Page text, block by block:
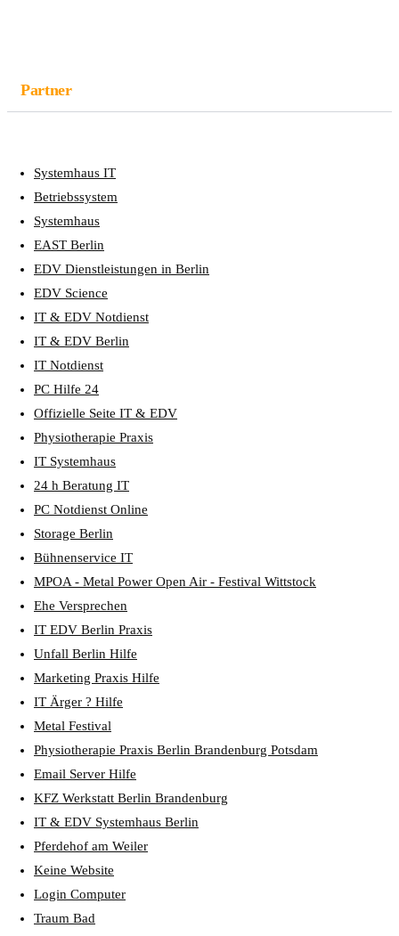
Partner
Systemhaus IT
Betriebssystem
Systemhaus
EAST Berlin
EDV Dienstleistungen in Berlin
EDV Science
IT & EDV Notdienst
IT & EDV Berlin
IT Notdienst
PC Hilfe 24
Offizielle Seite IT & EDV
Physiotherapie Praxis
IT Systemhaus
24 h Beratung IT
PC Notdienst Online
Storage Berlin
Bühnenservice IT
MPOA - Metal Power Open Air - Festival Wittstock
Ehe Versprechen
IT EDV Berlin Praxis
Unfall Berlin Hilfe
Marketing Praxis Hilfe
IT Ärger ? Hilfe
Metal Festival
Physiotherapie Praxis Berlin Brandenburg Potsdam
Email Server Hilfe
KFZ Werkstatt Berlin Brandenburg
IT & EDV Systemhaus Berlin
Pferdehof am Weiler
Keine Website
Login Computer
Traum Bad